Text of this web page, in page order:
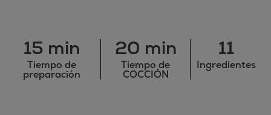
15 min
Tiempo de
preparación
20 min
Tiempo de
COCCIÓN
11
Ingredientes